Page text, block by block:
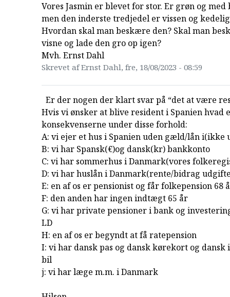
Vores Jasmin er blevet for stor. Er grøn og med
men den inderste tredjedel er vissen og
Hvordan skal man beskære den? Skal man
visne og lade den gro op igen?
Mvh. Ernst Dahl
Skrevet af Ernst Dahl, fre, 18/08/2023 - 08:59
Er der nogen der klart svar på “det at være
Hvis vi ønsker at blive resident i Spanien hvad
konsekvenserne under disse forhold:
A: vi ejer et hus i Spanien uden gæld/lån i(ikke
B: vi har Spansk(€)og dansk(kr) bankkonto
C: vi har sommerhus i Danmark(vores
D: vi har huslån i Danmark(rente/bidrag
E: en af os er pensionist og får folkepension 68
F: den anden har ingen indtægt 65 år
G: vi har private pensioner i bank og
LD
H: en af os er begyndt at få ratepension
I: vi har dansk pas og dansk kørekort og
bil
j: vi har læge m.m. i Danmark